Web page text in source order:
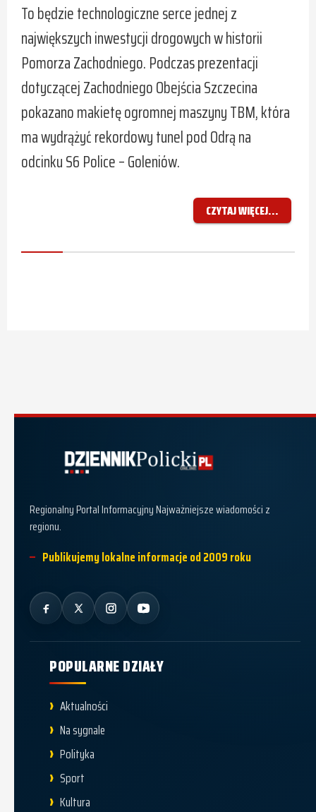
To będzie technologiczne serce jednej z
największych inwestycji drogowych w historii
Pomorza Zachodniego. Podczas prezentacji
dotyczącej Zachodniego Obejścia Szczecina
pokazano makietę ogromnej maszyny TBM, która
ma wydrążyć rekordowy tunel pod Odrą na
odcinku S6 Police – Goleniów.
CZYTAJ WIĘCEJ...
Regionalny Portal Informacyjny Najważniejsze wiadomości z
regionu.
Publikujemy lokalne informacje od 2009 roku
POPULARNE DZIAŁY
Aktualności
Na sygnale
Polityka
Sport
Kultura